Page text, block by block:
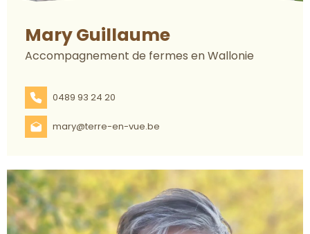
Mary Guillaume
Accompagnement de fermes en Wallonie
0489 93 24 20
mary@terre-en-vue.be